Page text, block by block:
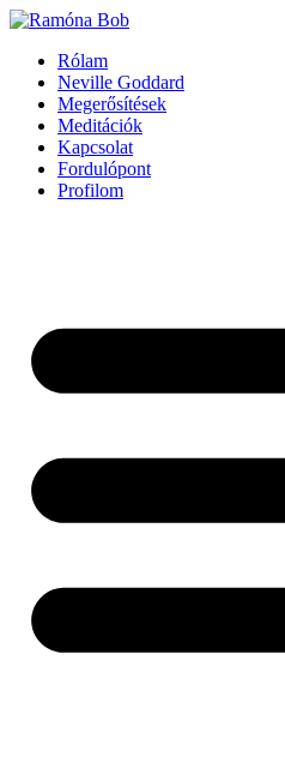
Ugrás
tartalomhoz
Rólam
Neville Goddard
Megerősítések
Meditációk
Kapcsolat
Fordulópont
Profilom